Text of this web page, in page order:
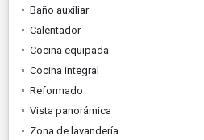
Baño auxiliar
Calentador
Cocina equipada
Cocina integral
Reformado
Vista panorámica
Zona de lavandería